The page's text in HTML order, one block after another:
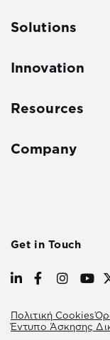
Solutions
Innovation
Resources
Company
Get in Touch
Πολιτική Cookies
Έντυπο Άσκησης